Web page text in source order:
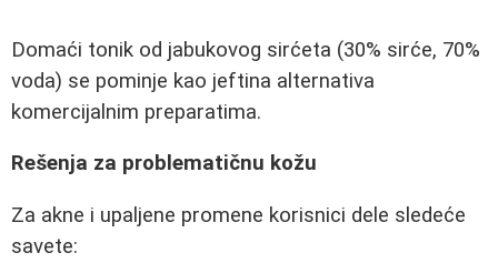
Domaći tonik od jabukovog sirćeta (30% sirće, 70%
voda) se pominje kao jeftina alternativa
komercijalnim preparatima.
Rešenja za problematičnu kožu
Za akne i upaljene promene korisnici dele sledeće
savete: